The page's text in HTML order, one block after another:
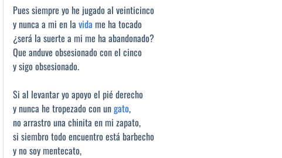
Pues siempre yo he jugado al veinticinco
y nunca a mi en la vida me ha tocado
¿será la suerte a mi me ha abandonado?
Que anduve obsesionado con el cinco
y sigo obsesionado.
Si al levantar yo apoyo el pié derecho
y nunca he tropezado con ungato,
no arrastro una chinita en mi zapato,
si siembro todo encuentro está barbecho
y no soy mentecato,